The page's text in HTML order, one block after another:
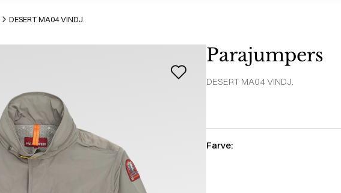
DESERT MA04 VINDJ.
Parajumpers
DESERT MA04 VINDJ.
Farve: